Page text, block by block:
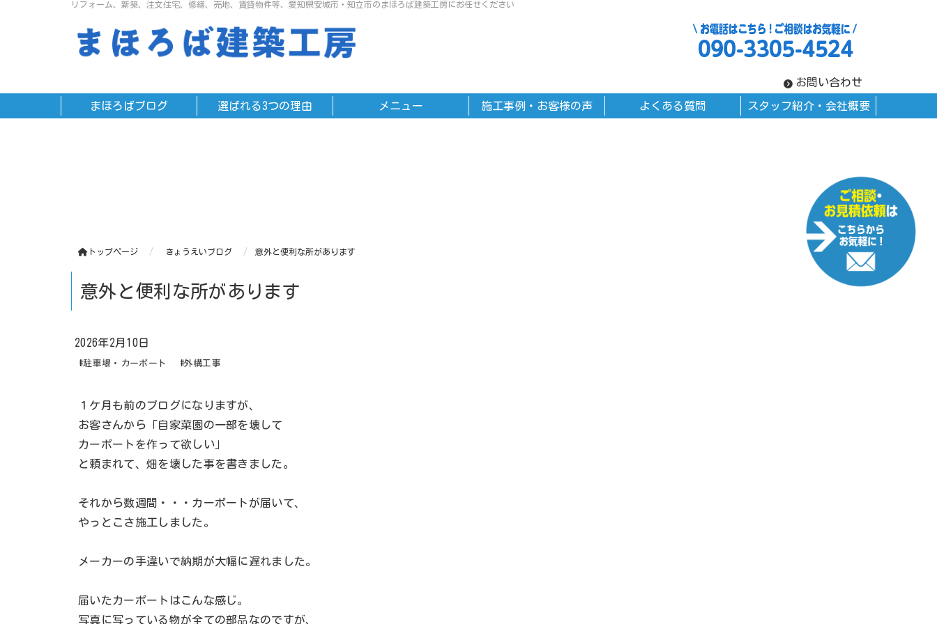
リフォーム、新築、注文住宅、修繕、売地、賃貸物件等、愛知県安城市・知立市のまほろば建築工房にお任せください
お問い合わせ
まほろばブログ 選ばれる3つの理由 メニュー 施工事例・お客様の声 よくある質問 スタッフ紹介・会社概要
トップページ きょうえいブログ 意外と便利な所があります
意外と便利な所があります
2026年2月10日
#駐車場・カーポート #外構工事
１ケ月も前のブログになりますが、
お客さんから「自家菜園の一部を壊して
カーポートを作って欲しい」
と頼まれて、畑を壊した事を書きました。
それから数週間・・・カーポートが届いて、
やっとこさ施工しました。
メーカーの手違いで納期が大幅に遅れました。
届いたカーポートはこんな感じ。
写真に写っている物が全ての部品なのですが、